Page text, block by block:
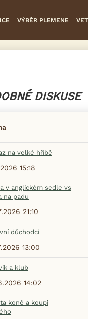
VÝBĚR PLEMENE
DISKUSE
na velké hříbě
15:18
v anglickém sedle vs
na padu
21:10
důchodci
13:00
a klub
14:02
koně a koupi